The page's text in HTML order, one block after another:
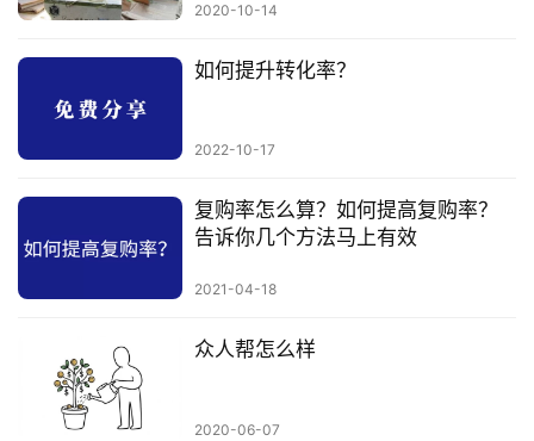
2020-10-14
如何提升转化率？
2022-10-17
复购率怎么算？如何提高复购率？
告诉你几个方法马上有效
2021-04-18
众人帮怎么样
2020-06-07